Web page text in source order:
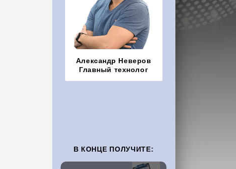
Александр Неверов
Главный технолог
В КОНЦЕ ПОЛУЧИТЕ: